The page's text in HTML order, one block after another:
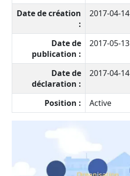
Date de création
:
2017-04-14
Date de
publication :
2017-05-13
Date de
déclaration :
2017-04-14
Position : Active